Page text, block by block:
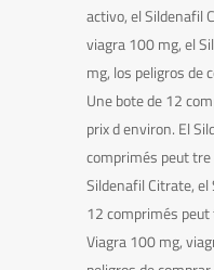
activo, el Sildenafil
viagra 100 mg, el
mg, los peligros de
Une bote de 12
prix d environ. El
comprimés peut tre
Sildenafil Citrate,
12 comprimés
Viagra 100 mg,